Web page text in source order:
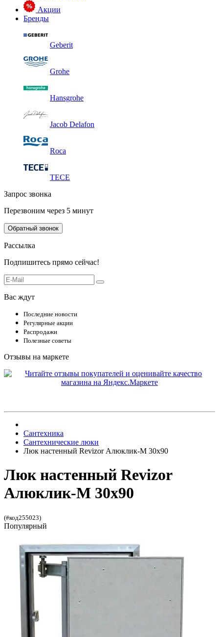
Акции
Бренды
Geberit
Grohe
Hansgrohe
Jacob Delafon
Roca
TECE
Запрос звонка
Перезвоним через 5 минут
Обратный звонок
Рассылка
Подпишитесь прямо сейчас!
Вас ждут
Последние новости
Регулярные акции
Распродажи
Полезные советы
Отзывы на маркете
Сантехника
Сантехнические люки
Люк настенный Revizor Алюклик-М 30x90
Люк настенный Revizor
Алюклик-М 30x90
(#код255023)
Популярный